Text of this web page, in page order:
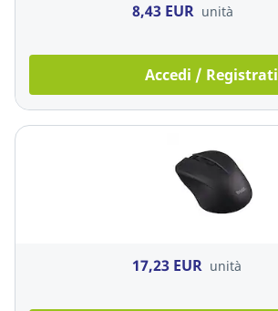
8,43 EUR unità
Accedi / Registrati
17,23 EUR unità